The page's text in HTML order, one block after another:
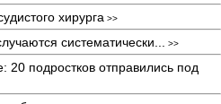
хирурга >>
систематически... >>
20 подростков отправились под